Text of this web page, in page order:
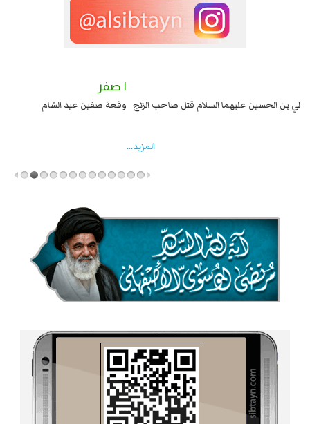
السبايا عند يزيد شهادة زيد بن علي بن الحسين عليهما السلام قتل صاحب الزنج